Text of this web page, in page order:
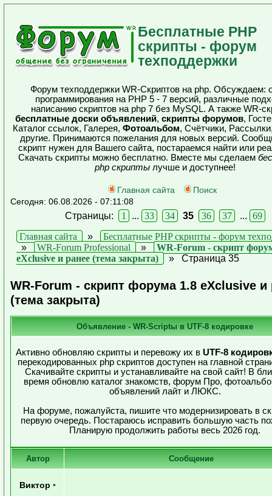
Бесплатные PHP
скрипты - форум
техподдержки
Форум техподдержки WR-Скриптов на php. Обсуждаем:
программирования на PHP 5 - 7 версий, различные
написанию скриптов на php 7 без MySQL. А также WR-
бесплатные доски объявлений, скрипты форумов,
Каталог ссылок, Галерея, Фотоальбом, Счётчики,
другие. Принимаются пожелания для новых версий.
скрипт нужен для Вашего сайта, постараемся найти или
Скачать скрипты можно бесплатно. Вместе мы сделаем
php скриптылучше и доступнее!
Главная сайта
Поиск
Сегодня: 06.08.2026 - 07:11:08
Страницы: 1 ... 33 34 35 36 37 ... 69
Главная сайта
»
Бесплатные PHP скрипты - форум
»
WR-Forum Professional »
WR-Forum - скрипт
eXclusive и ранее (тема закрыта)
» Страница 35
WR-Forum - скрипт форума 1.8 eXclusive и
(тема закрыта)
Объявление - WR-Scriptы в UTF-8 кодировке
Активно обновляю скрипты и перевожу их в UTF-8
перекодированных php скриптов доступен на главной
Скачивайте скрипты и устанавливайте на свой сайт! В
время обновлю каталог знакомств, форум Про,
объявлений лайт и ЛЮКС.
На форуме, пожалуйста, пишите что модернизировать в
первую очередь. Постараюсь исправить большую часть
Планирую продолжить работы весь 2026 год.
Автор Сообщение
Виктор •